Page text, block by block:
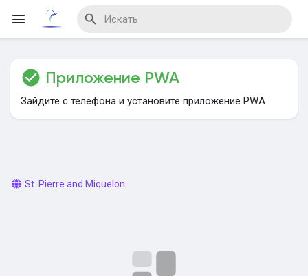
Reels
Приложение PWA
Зайдите с телефона и установите приложение PWA
St. Pierre and Miquelon